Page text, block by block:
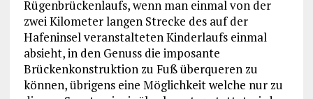
Rügenbrückenlaufs, wenn man einmal von der
zwei Kilometer langen Strecke des auf der
Hafeninsel veranstalteten Kinderlaufs einmal
absieht, in den Genuss die imposante
Brückenkonstruktion zu Fuß überqueren zu
können, übrigens eine Möglichkeit welche nur zu